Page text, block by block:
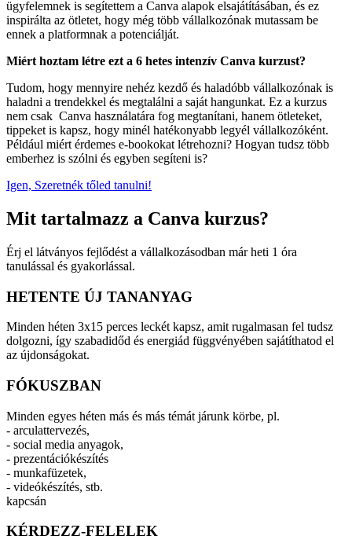
ügyfelemnek is segítettem a Canva alapok elsajátításában, és ez
inspirálta az ötletet, hogy még több vállalkozónak mutassam be
ennek a platformnak a potenciálját.
Miért hoztam létre ezt a 6 hetes intenzív Canva kurzust?
Tudom, hogy mennyire nehéz kezdő és haladóbb vállalkozónak is
haladni a trendekkel és megtalálni a saját hangunkat. Ez a kurzus
nem csak Canva használatára fog megtanítani, hanem ötleteket,
tippeket is kapsz, hogy minél hatékonyabb legyél vállalkozóként.
Például miért érdemes e-bookokat létrehozni? Hogyan tudsz több
emberhez is szólni és egyben segíteni is?
Igen, Szeretnék tőled tanulni!
Mit tartalmazz a Canva kurzus?
Érj el látványos fejlődést a vállalkozásodban már heti 1 óra
tanulással és gyakorlással.
HETENTE ÚJ TANANYAG
Minden héten 3x15 perces leckét kapsz, amit rugalmasan fel tudsz
dolgozni, így szabadidőd és energiád függvényében sajátíthatod el
az újdonságokat.
FÓKUSZBAN
Minden egyes héten más és más témát járunk körbe, pl.
- arculattervezés,
- social media anyagok,
- prezentációkészítés
- munkafüzetek,
- videókészítés, stb.
kapcsán
KÉRDEZZ-FELELEK